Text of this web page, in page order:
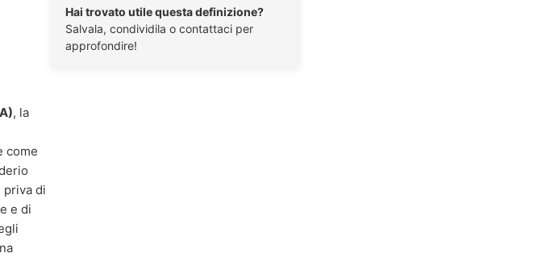
, la
come
priva di
e di
Hai trovato utile questa definizione?
Salvala, condividila o contattaci per
approfondire!